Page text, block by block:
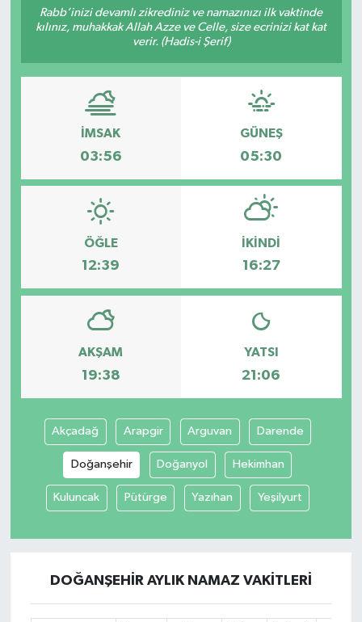
Rabb’inizi devamlı zikrediniz ve namazınızı ilk vaktinde
kılınız, muhakkak Allah Azze ve Celle, size ecrinizi kat kat
verir. (Hadis-i Şerif)
İMSAK
03:56
GÜNEŞ
05:30
ÖĞLE
12:39
İKINDI
16:27
AKŞAM
19:38
YATSI
21:06
Akçadağ Arapgir Arguvan Darende
Doğanşehir Doğanyol Hekimhan
Kuluncak Pütürge Yazıhan Yeşilyurt
DOĞANŞEHIR AYLIK NAMAZ VAKITLERI
Siyaset